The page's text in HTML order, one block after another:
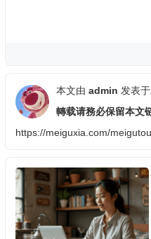
本文由 admin 发表
轉载请務必保留本文
https://meiguxia.com/